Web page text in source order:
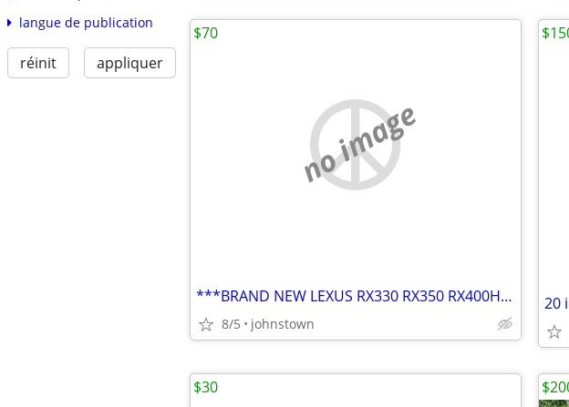
langue de publication
réinit appliquer
no image
***BRAND NEW LEXUS RX330 RX350 RX400H 2004 THRU 2009 17" OEM Wheel Rim
8/5 johnstown
$70
20
$30